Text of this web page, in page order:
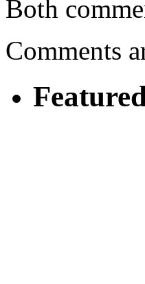
Both
Comments